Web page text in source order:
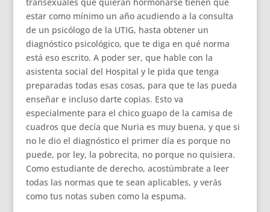
estar como mínimo un año acudiendo a la consulta
de un psicólogo de la UTIG, hasta obtener un
diagnóstico psicológico, que te diga en qué norma
está eso escrito. A poder ser, que hable con la
asistenta social del Hospital y le pida que tenga
preparadas todas esas cosas, para que te las pueda
enseñar e incluso darte copias. Esto va
especialmente para el chico guapo de la camisa de
cuadros que decía que Nuria es muy buena, y que si
no le dio el diagnóstico el primer día es porque no
puede, por ley, la pobrecita, no porque no quisiera.
Como estudiante de derecho, acostúmbrate a leer
todas las normas que te sean aplicables, y verás
como tus notas suben como la espuma.